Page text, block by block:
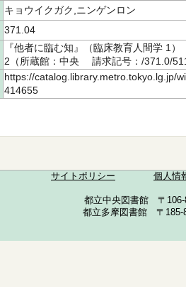
キョウイクガク,ニンゲンロン
371.04
『他者に臨む知』（臨床教育人間学
2（所蔵館：中央 請求記号：/371.0/
https://catalog.library.metro.tokyo.lg.jp/
414655
サイトポリシー 個人情
都立中央図書館 〒
都立多摩図書館 〒185-